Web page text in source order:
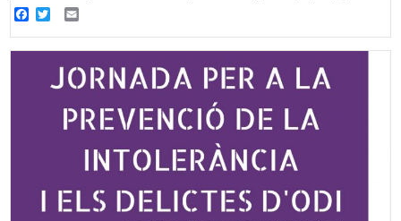
Facebook
Twitter